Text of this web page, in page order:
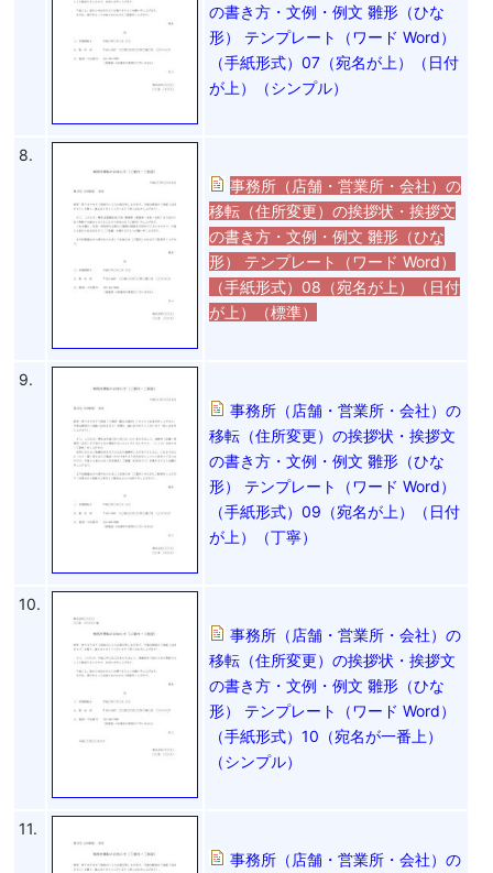
の書き方・文例・例文 雛形（ひな
形） テンプレート（ワード Word）
（手紙形式）07（宛名が上）（日付
が上）（シンプル）
8.
事務所（店舗・営業所・会社）の
移転（住所変更）の挨拶状・挨拶文
の書き方・文例・例文 雛形（ひな
形） テンプレート（ワード Word）
（手紙形式）08（宛名が上）（日付
が上）（標準）
9.
事務所（店舗・営業所・会社）の
移転（住所変更）の挨拶状・挨拶文
の書き方・文例・例文 雛形（ひな
形） テンプレート（ワード Word）
（手紙形式）09（宛名が上）（日付
が上）（丁寧）
10.
事務所（店舗・営業所・会社）の
移転（住所変更）の挨拶状・挨拶文
の書き方・文例・例文 雛形（ひな
形） テンプレート（ワード Word）
（手紙形式）10（宛名が一番上）
（シンプル）
11.
事務所（店舗・営業所・会社）の